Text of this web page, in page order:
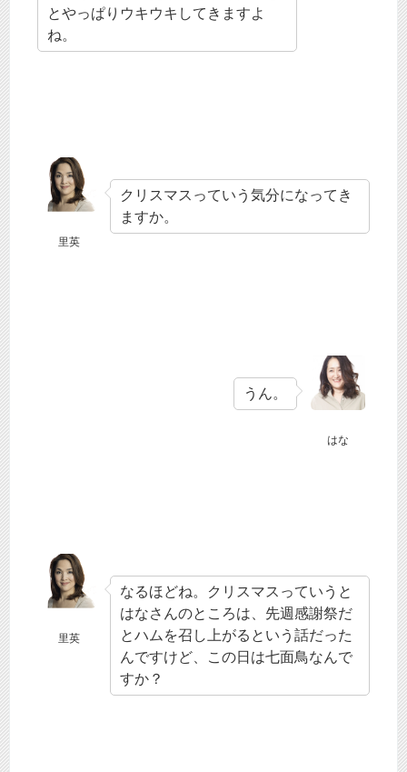
とやっぱりウキウキしてきますよ
ね。
里英
クリスマスっていう気分になってき
ますか。
はな
うん。
里英
なるほどね。クリスマスっていうと
はなさんのところは、先週感謝祭だ
とハムを召し上がるという話だった
んですけど、この日は七面鳥なんで
すか？